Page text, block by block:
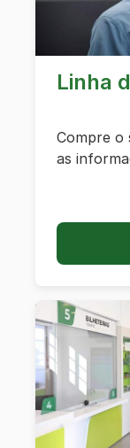
Linha
Compre o
as